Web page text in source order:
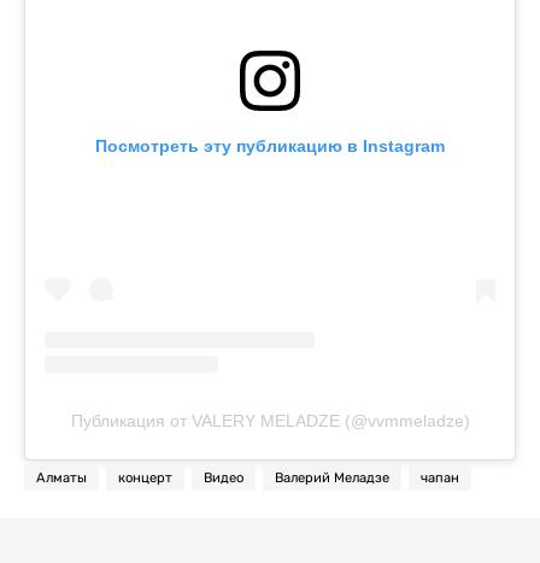
Посмотреть эту публикацию в Instagram
Публикация от VALERY MELADZE (@vvmmeladze)
Алматы концерт Видео Валерий Меладзе чапан